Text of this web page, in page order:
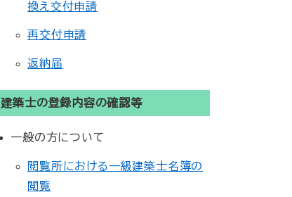
換え交付申請
再交付申請
返納届
建築士の登録内容の確認等
一般の方について
閲覧所における一級建築士名簿の
閲覧